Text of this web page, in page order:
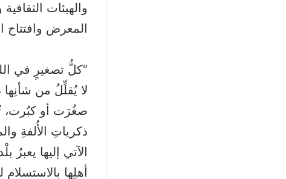
والهيئات
المعرض وافتتاح
“كلُّ تصغيرٍ في
لا يُقلِّلُ من
صغُرَت أو كبُرت،
ذكرياتِ الأُلفةِ
الآتي إليها
أهلِها